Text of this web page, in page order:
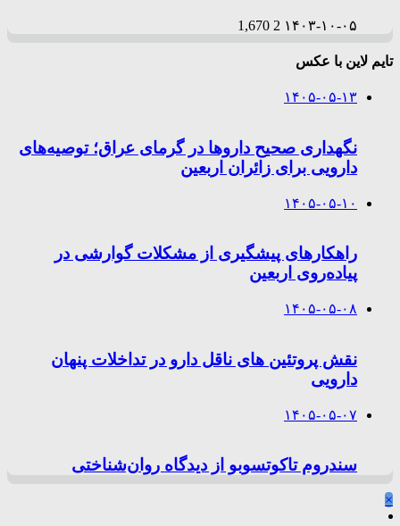
۱۴۰۳-۱۰-۰۵ 2
1,670
تایم لاین با عکس
۱۴۰۵-۰۵-۱۳
نگهداری صحیح داروها در گرمای عراق؛ توصیه‌های
دارویی برای زائران اربعین
۱۴۰۵-۰۵-۱۰
راهکارهای پیشگیری از مشکلات گوارشی در
پیاده‌روی اربعین
۱۴۰۵-۰۵-۰۸
نقش پروتئین های ناقل دارو در تداخلات پنهان
دارویی
۱۴۰۵-۰۵-۰۷
سندروم تاکوتسوبو از دیدگاه روان‌شناختی
×